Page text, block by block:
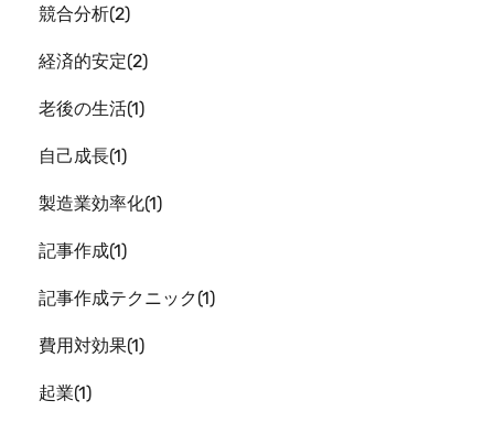
競合分析 2
経済的安定 2
老後の生活 1
自己成長 1
製造業効率化 1
記事作成 1
記事作成テクニック 1
費用対効果 1
起業 1